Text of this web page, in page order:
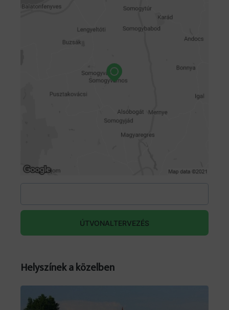
ÚTVONALTERVEZÉS
Helyszínek a közelben